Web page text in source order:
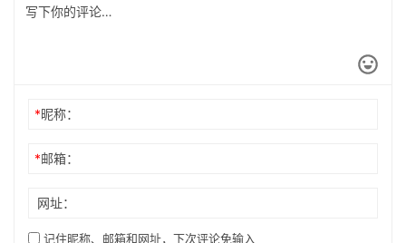
*昵称：
*邮箱：
网址：
记住昵称、邮箱和网址，下次评论免输入